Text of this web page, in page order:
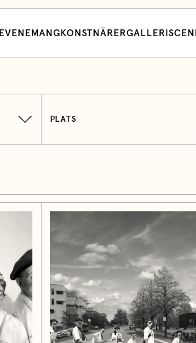
EVENEMANG KONSTNÄRERGALLERI SCEN
PLATS